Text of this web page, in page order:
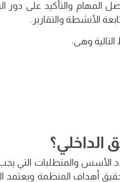
والتأكيد على دور
الأنشطة والتقارير.
وهى:
الداخلي؟
الأسس والمتطلبات التي
أهداف المنظمة ويعتمد